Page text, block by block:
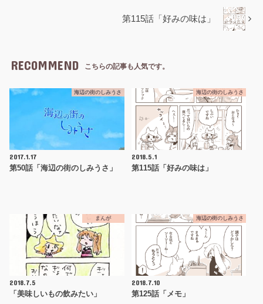
第115話「好みの味は」
RECOMMEND こちらの記事も人気です。
海辺の街のしみうさ
2017.1.17
第50話「海辺の街のしみうさ」
海辺の街のしみうさ
2018.5.1
第115話「好みの味は」
まんが
2018.7.5
「美味しいもの飲みたい」
海辺の街のしみうさ
2018.7.10
第125話「メモ」